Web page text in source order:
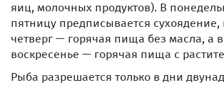
яиц, молочных продуктов). В
пятницу предписывается сухоядение,
четверг — горячая пища без масла, а в
воскресенье — горячая пища с
Рыба разрешается только в дни